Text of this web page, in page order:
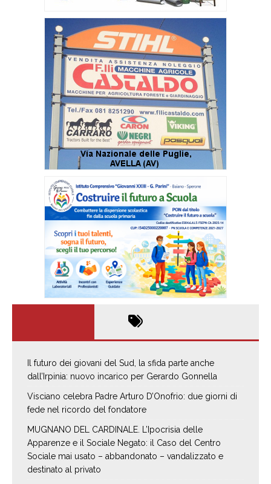
Il futuro dei giovani del Sud, la sfida parte anche
dall’Irpinia: nuovo incarico per Gerardo Gonnella
Visciano celebra Padre Arturo D’Onofrio: due giorni di
fede nel ricordo del fondatore
MUGNANO DEL CARDINALE. L’Ipocrisia delle
Apparenze e il Sociale Negato: il Caso del Centro
Sociale mai usato – abbandonato – vandalizzato e
destinato al privato